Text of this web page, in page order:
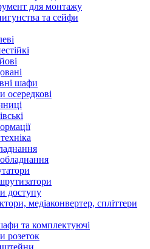
для монтажу
та сейфи
шафи
осередкові
доступу
медіаконвертер, спліттери
та комплектуючі
розеток